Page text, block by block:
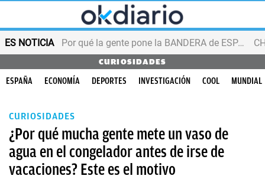
ES NOTICIA Por qué la gente pone la BANDERA de ESPAÑA en el balcón
CURIOSIDADES
ESPAÑA ECONOMÍA DEPORTES INVESTIGACIÓN COOL MUNDIAL
CURIOSIDADES
¿Por qué mucha gente mete un vaso de
agua en el congelador antes de irse de
vacaciones? Este es el motivo